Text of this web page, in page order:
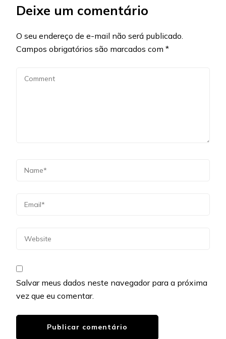
Deixe um comentário
O seu endereço de e-mail não será publicado.
Campos obrigatórios são marcados com *
Salvar meus dados neste navegador para a próxima
vez que eu comentar.